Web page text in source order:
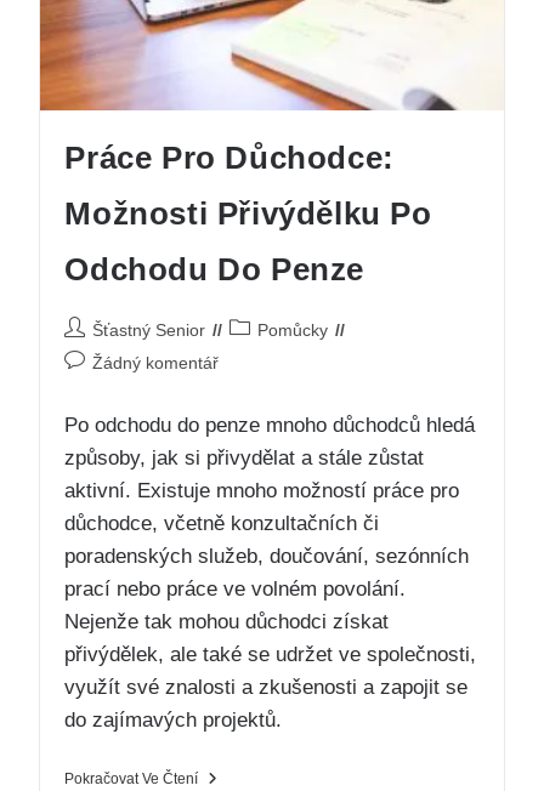
Práce Pro Důchodce:
Možnosti Přivýdělku Po
Odchodu Do Penze
Šťastný Senior
Pomůcky
Žádný komentář
Po odchodu do penze mnoho důchodců hledá
způsoby, jak si přivydělat a stále zůstat
aktivní. Existuje mnoho možností práce pro
důchodce, včetně konzultačních či
poradenských služeb, doučování, sezónních
prací nebo práce ve volném povolání.
Nejenže tak mohou důchodci získat
přivýdělek, ale také se udržet ve společnosti,
využít své znalosti a zkušenosti a zapojit se
do zajímavých projektů.
Pokračovat Ve Čtení